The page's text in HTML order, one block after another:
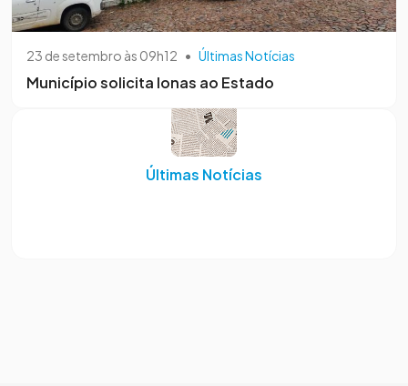
23 de setembro às 09h12 • Últimas Notícias
Município solicita lonas ao Estado
Últimas Notícias